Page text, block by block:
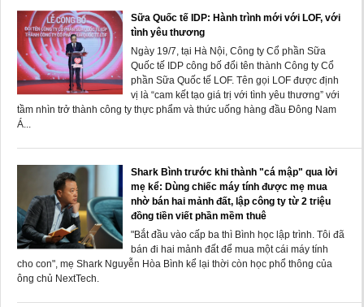
Sữa Quốc tế IDP: Hành trình mới với LOF, với
tình yêu thương
Ngày 19/7, tại Hà Nội, Công ty Cổ phần Sữa
Quốc tế IDP công bố đổi tên thành Công ty Cổ
phần Sữa Quốc tế LOF. Tên gọi LOF được định
vị là “cam kết tạo giá trị với tình yêu thương” với
tầm nhìn trở thành công ty thực phẩm và thức uống hàng đầu Đông Nam
Á...
Shark Bình trước khi thành "cá mập" qua lời
mẹ kể: Dùng chiếc máy tính được mẹ mua
nhờ bán hai mảnh đất, lập công ty từ 2 triệu
đồng tiền viết phần mềm thuê
"Bắt đầu vào cấp ba thì Bình học lập trình. Tôi đã
bán đi hai mảnh đất để mua một cái máy tính
cho con", mẹ Shark Nguyễn Hòa Bình kể lại thời còn học phổ thông của
ông chủ NextTech.